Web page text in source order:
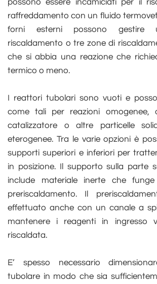
possono essere incamiciati per il
raffreddamento con un fluido
forni esterni possono
riscaldamento o tre zone di
che si abbia una reazione che
termico o meno.
I reattori tubolari sono vuoti e
come tali per reazioni omogenee,
catalizzatore o altre particelle
eterogenee. Tra le varie opzioni è
supporti superiori e inferiori per
in posizione. Il supporto sulla parte
include materiale inerte che
preriscaldamento. Il
effettuato anche con un canale a
mantenere i reagenti in ingresso
riscaldata.
E’ spesso necessario
tubolare in modo che sia